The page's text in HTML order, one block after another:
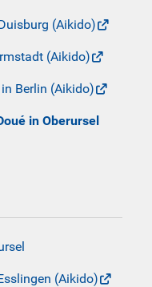
(Aikido)
(Aikido)
Berlin (Aikido)
in Oberursel
(Aikido)